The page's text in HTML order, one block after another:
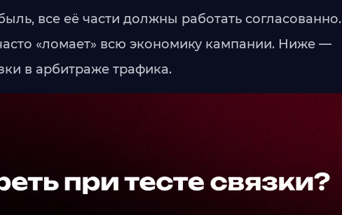
все её части должны работать согласованно.
«ломает» всю экономику кампании. Ниже —
в арбитраже трафика.